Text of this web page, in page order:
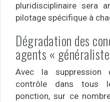
pluridisciplinaire sera
pilotage spécifique à
Dégradation des
agents «
Avec la suppression
contrôle dans tous
ponction, sur ce